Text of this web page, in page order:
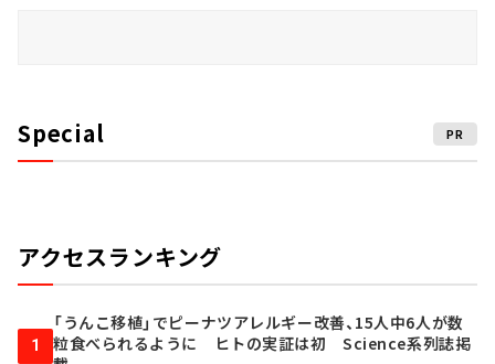
Special PR
アクセスランキング
1
「うんこ移植」でピーナツアレルギー改善、15人中6人が数
粒食べられるように ヒトの実証は初 Science系列誌掲